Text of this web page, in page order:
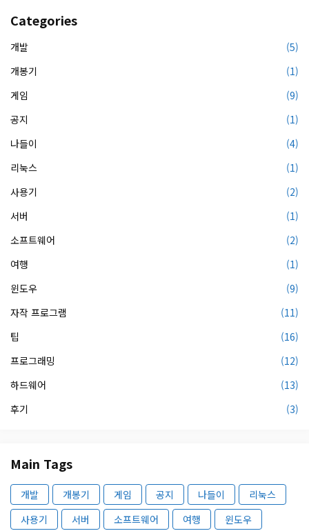
Categories
개발
(5)
개봉기
(1)
게임
(9)
공지
(1)
나들이
(4)
리눅스
(1)
사용기
(2)
서버
(1)
소프트웨어
(2)
여행
(1)
윈도우
(9)
자작 프로그램
(11)
팁
(16)
프로그래밍
(12)
하드웨어
(13)
후기
(3)
Main Tags
개발 개봉기 게임 공지 나들이
리눅스
사용기
서버 소프트웨어 여행
윈도우